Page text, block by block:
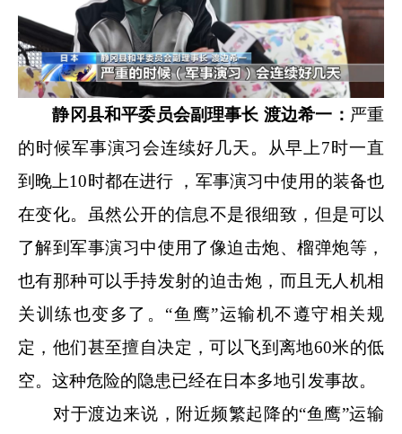
静冈县和平委员会副理事长 渡边希一： 严重
的时候军事演习会连续好几天。从早上7时一直
到晚上10时都在进行 ，军事演习中使用的装备也
在变化。虽然公开的信息不是很细致，但是可以
了解到军事演习中使用了像迫击炮、榴弹炮等，
也有那种可以手持发射的迫击炮，而且无人机相
关训练也变多了。“鱼鹰”运输机不遵守相关规
定，他们甚至擅自决定，可以飞到离地60米的低
空。这种危险的隐患已经在日本多地引发事故。
对于渡边来说，附近频繁起降的“鱼鹰”运输